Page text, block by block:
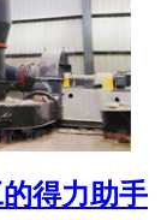
得力助手